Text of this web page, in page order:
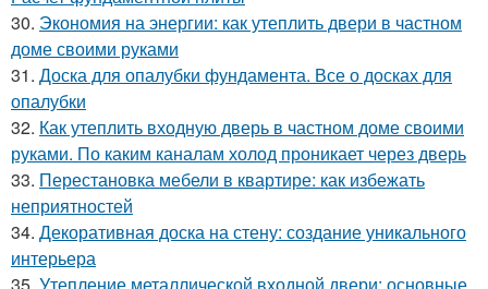
30. Экономия на энергии: как утеплить двери в частном
доме своими руками
31. Доска для опалубки фундамента. Все о досках для
опалубки
32. Как утеплить входную дверь в частном доме своими
руками. По каким каналам холод проникает через дверь
33. Перестановка мебели в квартире: как избежать
неприятностей
34. Декоративная доска на стену: создание уникального
интерьера